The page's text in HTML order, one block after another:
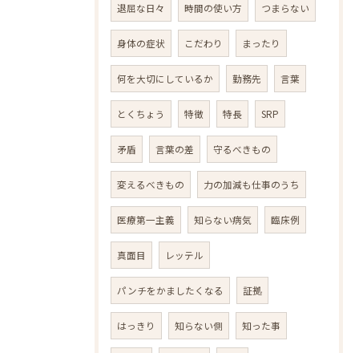
退屈な日々 時間の使い方 つまらない
身体の症状 こだわり まったり
何を大切にしているか 勤務先 言葉
とくちょう 特徴 特長 SRP
矛盾 言葉の差 守るべきもの
変えるべきもの 力の加減も仕事のうち
医療第一主義 知らない病気 臨床例
真面目 レッテル
パンチをかましたくなる 証拠
はっきり 知らない側 知った事